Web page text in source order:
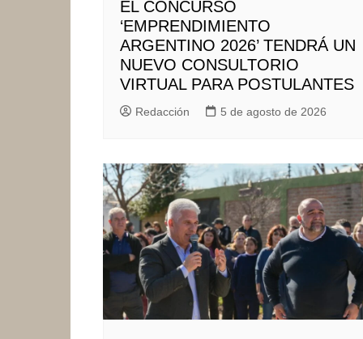
EL CONCURSO
‘EMPRENDIMIENTO
ARGENTINO 2026’ TENDRÁ UN
NUEVO CONSULTORIO
VIRTUAL PARA POSTULANTES
Redacción 5 de agosto de 2026